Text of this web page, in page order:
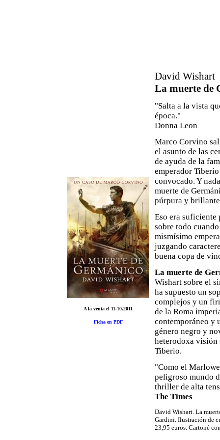
A la venta el 11.10.2011
Ficha en PDF
David Wishart
La muerte de
"Salta a la vista
época."
Donna Leon
Marco Corvino
el asunto de las
de ayuda de la
emperador
convocado. Y
muerte de
púrpura y
Eso era suficiente
sobre todo
mismísimo
juzgando
buena copa de
La muerte de
Wishart sobre el
ha supuesto un
complejos y un
de la Roma
contemporáneo y
género negro y
heterodoxa visión
Tiberio.
"Como el
peligroso mundo
thriller de alta
The Times
David Wishart. La
Gardini. Ilustración de
23,95 euros. Cartoné